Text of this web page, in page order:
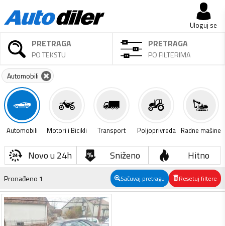
Uloguj se
PRETRAGA
PO TEKSTU
PRETRAGA
PO FILTERIMA
Automobili
Automobili Motori i Bicikli Transport Poljoprivreda Radne mašine
Novo u 24h Sniženo Hitno
Pronađeno 1 Sačuvaj pretragu Resetuj filtere